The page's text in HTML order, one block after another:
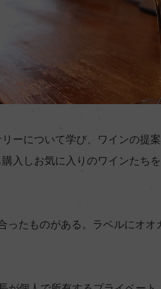
ーについて学び、ワインの提
入しお気に入りのワインたち
たものがある。ラベルにオオ